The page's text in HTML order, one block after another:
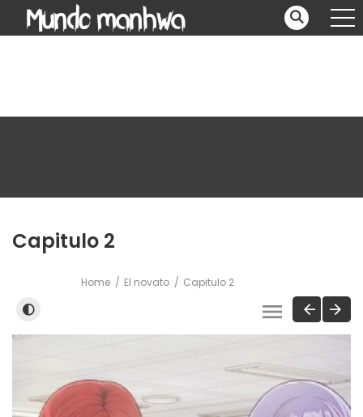
Capitulo 2
Home El novato Capitulo 2